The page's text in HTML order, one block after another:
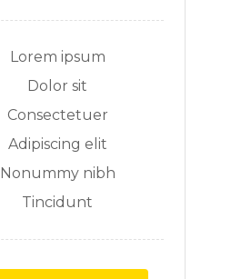
Lorem ipsum
Dolor sit
Consectetuer
Adipiscing elit
Nonummy nibh
Tincidunt